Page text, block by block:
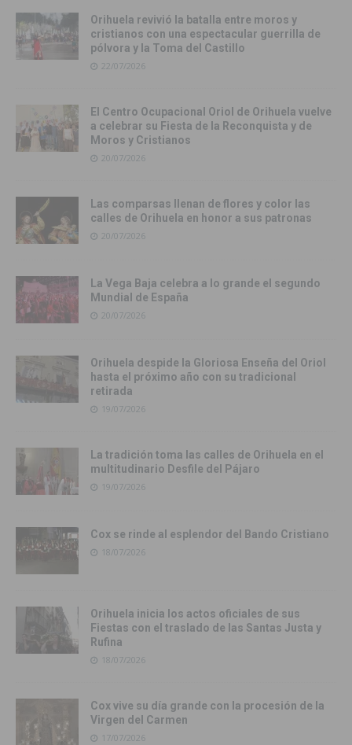
Orihuela revivió la batalla entre moros y
cristianos con una espectacular guerrilla de
pólvora y la Toma del Castillo
22/07/2026
El Centro Ocupacional Oriol de Orihuela vuelve
a celebrar su Fiesta de la Reconquista y de
Moros y Cristianos
20/07/2026
Las comparsas llenan de flores y color las
calles de Orihuela en honor a sus patronas
20/07/2026
La Vega Baja celebra a lo grande el segundo
Mundial de España
20/07/2026
Orihuela despide la Gloriosa Enseña del Oriol
hasta el próximo año con su tradicional
retirada
19/07/2026
La tradición toma las calles de Orihuela en el
multitudinario Desfile del Pájaro
19/07/2026
Cox se rinde al esplendor del Bando Cristiano
18/07/2026
Orihuela inicia los actos oficiales de sus
Fiestas con el traslado de las Santas Justa y
Rufina
18/07/2026
Cox vive su día grande con la procesión de la
Virgen del Carmen
17/07/2026